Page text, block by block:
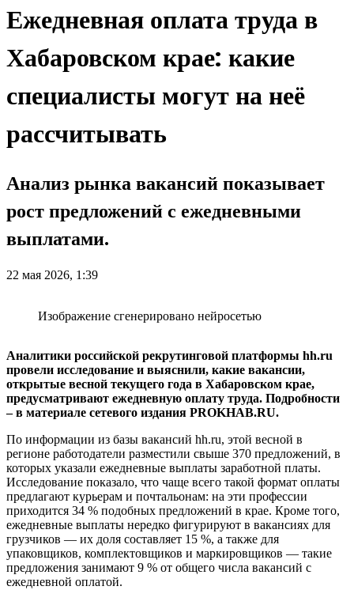
Ежедневная оплата труда в
Хабаровском крае: какие
специалисты могут на неё
рассчитывать
Анализ рынка вакансий показывает
рост предложений с ежедневными
выплатами.
22 мая 2026, 1:39
Изображение сгенерировано нейросетью
Аналитики российской рекрутинговой платформы hh.ru
провели исследование и выяснили, какие вакансии,
открытые весной текущего года в Хабаровском крае,
предусматривают ежедневную оплату труда. Подробности
– в материале сетевого издания PROKHAB.RU.
По информации из базы вакансий hh.ru, этой весной в
регионе работодатели разместили свыше 370 предложений, в
которых указали ежедневные выплаты заработной платы.
Исследование показало, что чаще всего такой формат оплаты
предлагают курьерам и почтальонам: на эти профессии
приходится 34 % подобных предложений в крае. Кроме того,
ежедневные выплаты нередко фигурируют в вакансиях для
грузчиков — их доля составляет 15 %, а также для
упаковщиков, комплектовщиков и маркировщиков — такие
предложения занимают 9 % от общего числа вакансий с
ежедневной оплатой.